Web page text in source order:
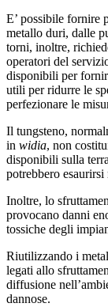
E’ possibile fornire
metallo duri, dalle
torni, inoltre,
operatori del
disponibili per
utili per ridurre le
perfezionare le
Il tungsteno,
in widia, non
disponibili sulla
potrebbero esaurirsi
Inoltre, lo
provocano danni
tossiche degli
Riutilizzando i
legati allo
diffusione
dannose.